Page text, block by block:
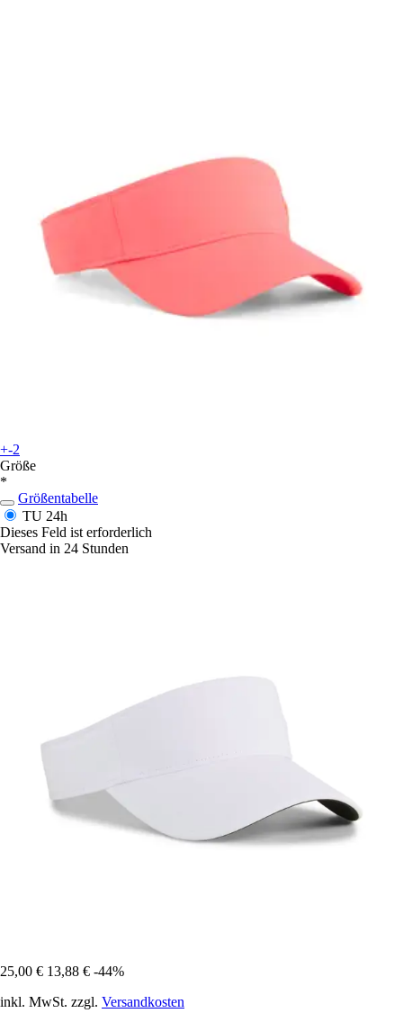
+-2
Größe
*
Größentabelle
TU 24h
Dieses Feld ist erforderlich
Versand in 24 Stunden
25,00 € 13,88 € -44%
inkl. MwSt. zzgl. Versandkosten